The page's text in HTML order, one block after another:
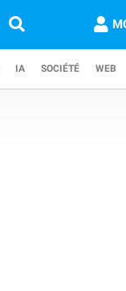
IA SOCIÉTÉ WEB